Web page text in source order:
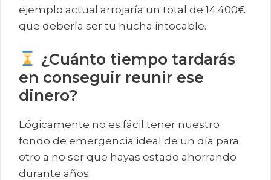
ejemplo actual arrojaría un total de 14.400€
que debería ser tu hucha intocable.
¿Cuánto tiempo tardarás
en conseguir reunir ese
dinero?
Lógicamente no es fácil tener nuestro
fondo de emergencia ideal de un día para
otro a no ser que hayas estado ahorrando
durante años.